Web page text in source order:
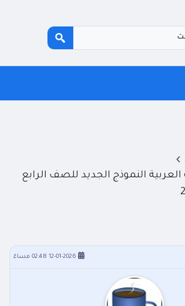
النموذج الجديد للصف الرابع
12-01-2026 02:48 مساءً